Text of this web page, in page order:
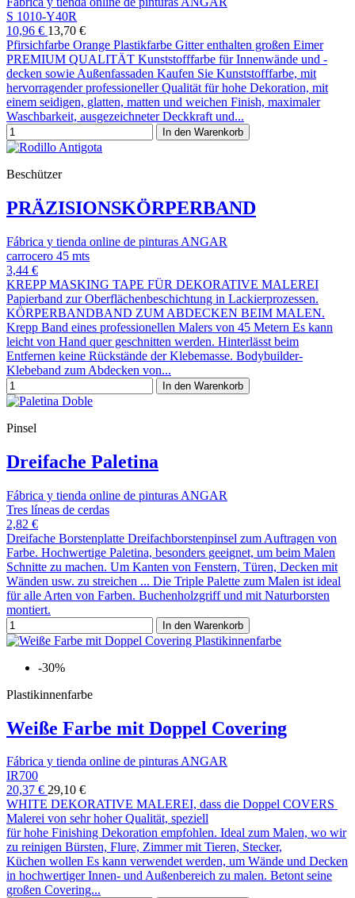
S 1010-Y40R
10,96 € 13,70 €
Pfirsichfarbe Orange Plastikfarbe Gitter enthalten großen Eimer
PREMIUM QUALITÄT Kunststofffarbe für Innenwände und -
decken sowie Außenfassaden Kaufen Sie Kunststofffarbe, mit
hervorragender professioneller Qualität für hohe Dekoration, mit
einem seidigen, glatten, matten und weichen Finish, maximaler
Waschbarkeit, ausgezeichneter Deckkraft und...
In den Warenkorb
Beschützer
PRÄZISIONSKÖRPERBAND
Fábrica y tienda online de pinturas ANGAR
carrocero 45 mts
3,44 €
KREPP MASKING TAPE FÜR DEKORATIVE MALEREI
Papierband zur Oberflächenbeschichtung in Lackierprozessen.
KÖRPERBANDBAND ZUM ABDECKEN BEIM MALEN.
Krepp Band eines professionellen Malers von 45 Metern Es kann
leicht von Hand quer geschnitten werden. Hinterlässt beim
Entfernen keine Rückstände der Klebemasse. Bodybuilder-
Klebeband zum Abdecken von...
In den Warenkorb
Pinsel
Dreifache Paletina
Fábrica y tienda online de pinturas ANGAR
Tres líneas de cerdas
2,82 €
Dreifache Borstenplatte Dreifachborstenpinsel zum Auftragen von
Farbe. Hochwertige Paletina, besonders geeignet, um beim Malen
Schnitte zu machen. Um Kanten von Fenstern, Türen, Decken mit
Wänden usw. zu streichen ... Die Triple Palette zum Malen ist ideal
für alle Arten von Farben. Buchenholzgriff und mit Naturborsten
montiert.
In den Warenkorb
-30%
Plastikinnenfarbe
Weiße Farbe mit Doppel Covering
Fábrica y tienda online de pinturas ANGAR
IR700
20,37 € 29,10 €
WHITE DEKORATIVE MALEREI, dass die Doppel COVERS
Malerei von sehr hoher Qualität, speziell
für hohe Finishing Dekoration empfohlen. Ideal zum Malen, wo wir
zu reinigen Bürsten, Flure, Zimmer mit Tieren, Stecker,
Küchen wollen Es kann verwendet werden, um Wände und Decken
in hochwertiger Innen- und Außenbereich zu malen. Betont seine
großen Covering...